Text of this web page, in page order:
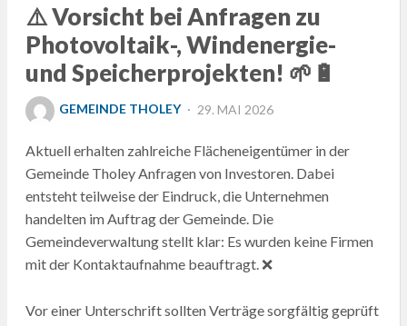
⚠️ Vorsicht bei Anfragen zu
Photovoltaik-, Windenergie-
und Speicherprojekten! 🌱🔋
GEMEINDE THOLEY
POSTED
29. MAI 2026
Aktuell erhalten zahlreiche Flächeneigentümer in der
Gemeinde Tholey Anfragen von Investoren. Dabei
entsteht teilweise der Eindruck, die Unternehmen
handelten im Auftrag der Gemeinde. Die
Gemeindeverwaltung stellt klar: Es wurden keine Firmen
mit der Kontaktaufnahme beauftragt. ❌
Vor einer Unterschrift sollten Verträge sorgfältig geprüft